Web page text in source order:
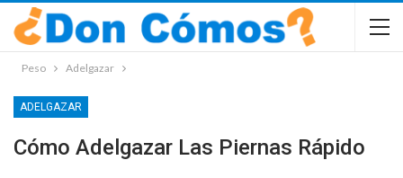
Peso Adelgazar
ADELGAZAR
Cómo Adelgazar Las Piernas Rápido